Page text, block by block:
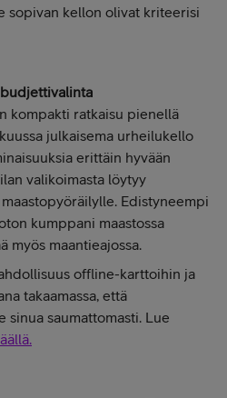
sopivan kellon olivat kriteerisi
kompakti ratkaisu pienellä
julkaisema urheilukello
erittäin hyvään
valikoimasta löytyy
Edistyneempi
kumppani maastossa
myös maantieajossa.
offline-karttoihin ja
takaamassa, että
saumattomasti. Lue